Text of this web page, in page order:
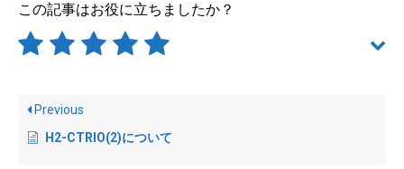
この記事はお役に立ちましたか？
Previous
H2-CTRIO(2)について